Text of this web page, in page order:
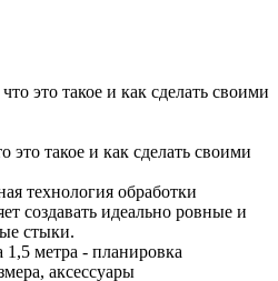
такое и как сделать своими
технология обработки
создавать идеально ровные и
стыки.